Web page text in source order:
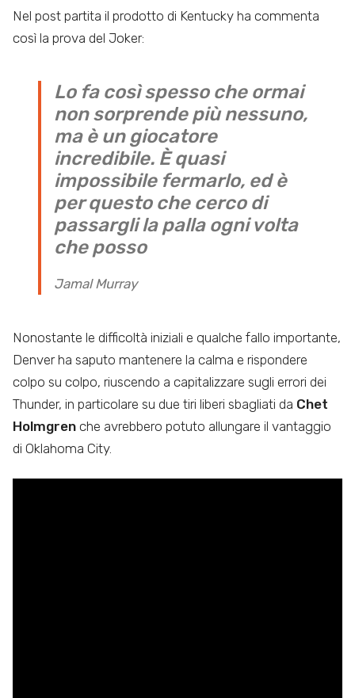
Nel post partita il prodotto di Kentucky ha commenta
così la prova del Joker:
Lo fa così spesso che ormai
non sorprende più nessuno,
ma è un giocatore
incredibile. È quasi
impossibile fermarlo, ed è
per questo che cerco di
passargli la palla ogni volta
che posso
Jamal Murray
Nonostante le difficoltà iniziali e qualche fallo importante,
Denver ha saputo mantenere la calma e rispondere
colpo su colpo, riuscendo a capitalizzare sugli errori dei
Thunder, in particolare su due tiri liberi sbagliati da Chet
Holmgren che avrebbero potuto allungare il vantaggio
di Oklahoma City.